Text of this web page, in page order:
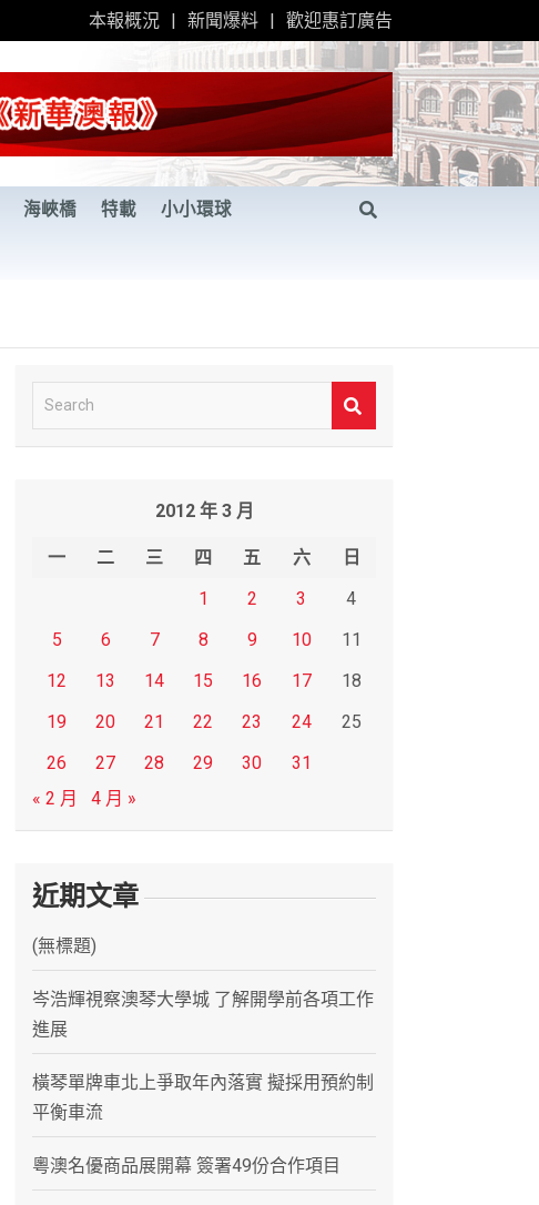
本報概況 新聞爆料 歡迎惠訂廣告
海峽橋 特載 小小環球
e
2012 年 3 月
一 二 三 四 五 六
日
1
2 3
4
5
6 7 8 9 10
11
12
13 14 15 16 17
18
19
20 21 22 23 24
25
26
27 28 29 30
31
« 2 月
4 月 »
近期文章
(無標題)
岑浩輝視察澳琴大學城 了解開學前各項工作
進展
橫琴單牌車北上爭取年內落實 擬採用預約制
平衡車流
粵澳名優商品展開幕 簽署49份合作項目